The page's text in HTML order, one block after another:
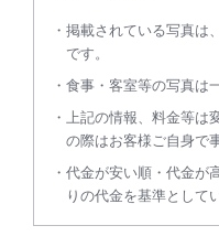
掲載されている写真は
です。
食事・客室等の写真は
上記の情報、料金等は
の際はお客様ご自身で
代金が安い順・代金が
りの代金を基準として